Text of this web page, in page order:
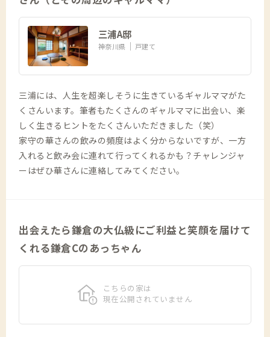
三浦A邸
神奈川県 戸建て
三浦には、人生を超楽しそうに生きているギャルママがた
くさんいます。筆者もたくさんのギャルママに出会い、楽
しく生きるヒントをたくさんいただきました（笑）
家守の華さんの飲みの頻度はよく分からないですが、一方
入れると飲み会に連れて行ってくれるかも？チャレンジャ
ーはぜひ華さんに連絡してみてください。
出会えたら鎌倉の大仏級にご利益と笑顔を届けて
くれる鎌倉Cのあっちゃん
こちらの家は
現在公開されていません